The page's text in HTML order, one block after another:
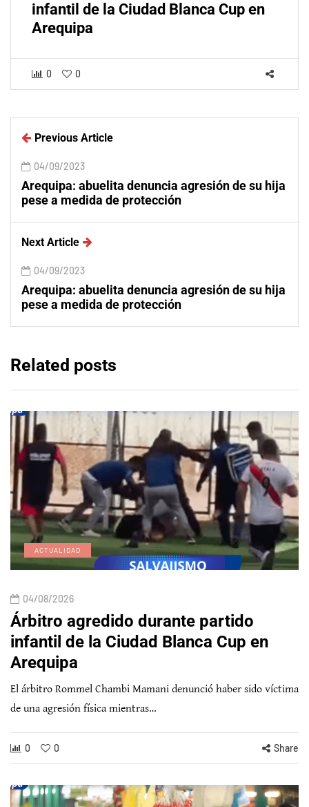
infantil de la Ciudad Blanca Cup en
Arequipa
0 0
Previous Article
04/09/2023
Arequipa: abuelita denuncia agresión de su hija
pese a medida de protección
Next Article
04/09/2023
Arequipa: abuelita denuncia agresión de su hija
pese a medida de protección
Related posts
ACTUALIDAD
04/08/2026
Árbitro agredido durante partido
infantil de la Ciudad Blanca Cup en
Arequipa
El árbitro Rommel Chambi Mamani denunció haber sido víctima
de una agresión física mientras…
0 0 Share